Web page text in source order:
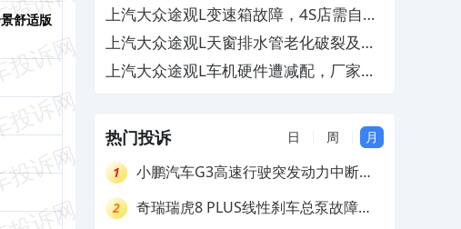
舒适版
厂商拒绝质保
上汽大众途观L变速箱故障，4S店需自费
维修
上汽大众途观L天窗排水管老化破裂及脱
落，导致车内进水
上汽大众途观L车机硬件遭减配，厂家协
热门投诉 日 周 月
1
小鹏汽车G3高速行驶突发动力中断，
2
奇瑞瑞虎8 PLUS线性刹车总泵故障，